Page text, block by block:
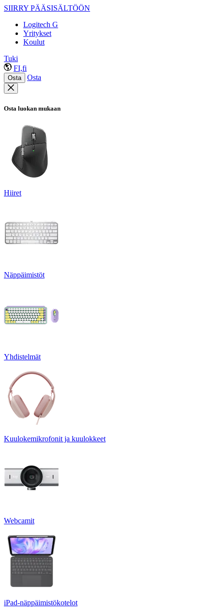
SIIRRY PÄÄSISÄLTÖÖN
Logitech G
Yritykset
Koulut
Tuki
FI,fi
Osta Osta
Osta luokan mukaan
Hiiret
Näppäimistöt
Yhdistelmät
Kuulokemikrofonit ja kuulokkeet
Webcamit
iPad-näppäimistökotelot